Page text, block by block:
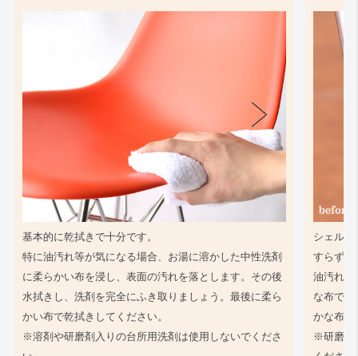
基本的に乾拭きで十分です。
特に油汚れ等が気になる場合、お湯に溶かした中性洗剤
に柔らかい布を浸し、表面の汚れを落とします。その後
水拭きし、洗剤を完全にふき取りましょう。最後に柔ら
かい布で乾拭きしてください。
※溶剤や研磨剤入りの台所用洗剤は使用しないでくださ
シェル同
すらず、
油汚れ等
な布で軽
かな布で
※研磨剤